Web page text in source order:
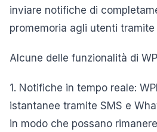
inviare notifiche di
promemoria agli utenti tramite
Alcune delle funzionalità di
1. Notifiche in tempo reale:
istantanee tramite SMS e
in modo che possano